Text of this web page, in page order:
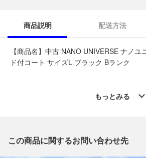
商品説明 配送方法
【商品名】中古 NANO UNIVERSE ナノユ
ド付コート サイズL ブラック Bランク
※「なんでもリサイクルビッグバン 公式オ
もっとみる
この商品に関するお問い合わせ先